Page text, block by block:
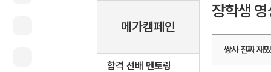
메가캠페인
합격 선배 멘토링
장학생
쌍사 진짜 재